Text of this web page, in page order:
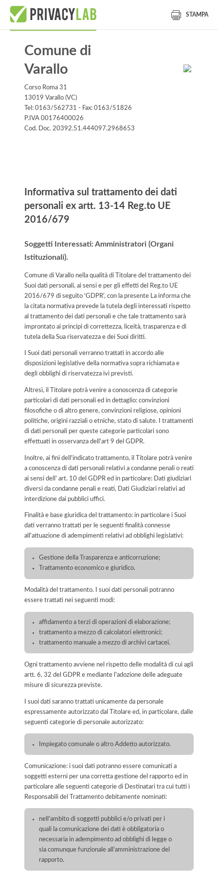
STAMPA
Comune di
Varallo
Corso Roma 31
13019 Varallo (VC)
Tel: 0163/562731 - Fax: 0163/51826
P.IVA 00176400026
Cod. Doc. 20392.51.444097.2968653
Informativa sul trattamento dei dati
personali ex artt. 13-14 Reg.to UE
2016/679
Soggetti Interessati: Amministratori (Organi
Istituzionali).
Comune di Varallo nella qualità di Titolare del trattamento dei
Suoi dati personali, ai sensi e per gli effetti del Reg.to UE
2016/679 di seguito 'GDPR', con la presente La informa che
la citata normativa prevede la tutela degli interessati rispetto
al trattamento dei dati personali e che tale trattamento sarà
improntato ai principi di correttezza, liceità, trasparenza e di
tutela della Sua riservatezza e dei Suoi diritti.
I Suoi dati personali verranno trattati in accordo alle
disposizioni legislative della normativa sopra richiamata e
degli obblighi di riservatezza ivi previsti.
Altresì, il Titolare potrà venire a conoscenza di categorie
particolari di dati personali ed in dettaglio: convinzioni
filosofiche o di altro genere, convinzioni religiose, opinioni
politiche, origini razziali o etniche, stato di salute. I trattamenti
di dati personali per queste categorie particolari sono
effettuati in osservanza dell'art 9 del GDPR.
Inoltre, ai fini dell'indicato trattamento, il Titolare potrà venire
a conoscenza di dati personali relativi a condanne penali o reati
ai sensi dell' art. 10 del GDPR ed in particolare: Dati giudiziari
diversi da condanne penali e reati, Dati Giudiziari relativi ad
interdizione dai pubblici uffici.
Finalità e base giuridica del trattamento: in particolare i Suoi
dati verranno trattati per le seguenti finalità connesse
all'attuazione di adempimenti relativi ad obblighi legislativi:
Gestione della Trasparenza e anticorruzione;
Trattamento economico e giuridico.
Modalità del trattamento. I suoi dati personali potranno
essere trattati nei seguenti modi:
affidamento a terzi di operazioni di elaborazione;
trattamento a mezzo di calcolatori elettronici;
trattamento manuale a mezzo di archivi cartacei.
Ogni trattamento avviene nel rispetto delle modalità di cui agli
artt. 6, 32 del GDPR e mediante l'adozione delle adeguate
misure di sicurezza previste.
I suoi dati saranno trattati unicamente da personale
espressamente autorizzato dal Titolare ed, in particolare, dalle
seguenti categorie di personale autorizzato:
Impiegato comunale o altro Addetto autorizzato.
Comunicazione: i suoi dati potranno essere comunicati a
soggetti esterni per una corretta gestione del rapporto ed in
particolare alle seguenti categorie di Destinatari tra cui tutti i
Responsabili del Trattamento debitamente nominati:
nell'ambito di soggetti pubblici e/o privati per i
quali la comunicazione dei dati è obbligatoria o
necessaria in adempimento ad obblighi di legge o
sia comunque funzionale all'amministrazione del
rapporto.